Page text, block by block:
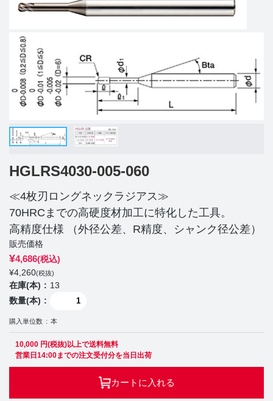
HGLRS4030-005-060
≪4枚刃ロングネックラジアス≫
70HRCまでの高硬度材加工に特化した工具。
高精度仕様 （外径公差、R精度、シャンク径公差）
販売価格
¥4,686(税込)
¥4,260(税抜)
在庫(本)
13
数量(本)
購入単位数 本
10,000 円(税抜)以上で送料無料
営業日14:00までの注文受付分を当日出荷
カートに入れる